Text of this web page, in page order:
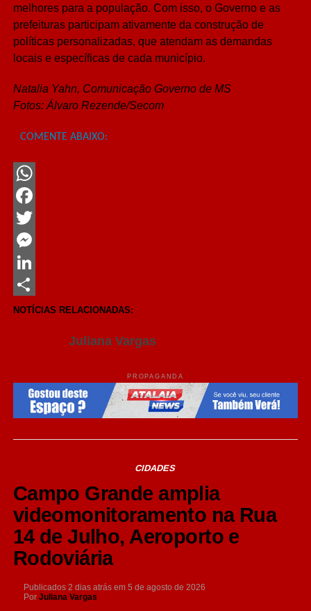
melhores para a população. Com isso, o Governo e as
prefeituras participam ativamente da construção de
políticas personalizadas, que atendam as demandas
locais e específicas de cada município.
Natalia Yahn, Comunicação Governo de MS
Fotos: Álvaro Rezende/Secom
COMENTE ABAIXO:
WhatsApp
Facebook
Twitter
Messenger
LinkedIn
Share
NOTÍCIAS RELACIONADAS:
Juliana Vargas
PROPAGANDA
CIDADES
Campo Grande amplia
videomonitoramento na Rua
14 de Julho, Aeroporto e
Rodoviária
Publicados 2 dias atrás em 5 de agosto de 2026
Por Juliana Vargas